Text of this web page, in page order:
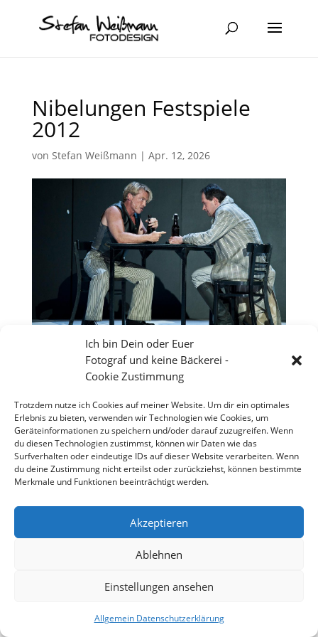
Ich bin Dein oder Euer
Fotograf und keine Bäckerei -
Cookie Zustimmung
Trotzdem nutze ich Cookies auf meiner Website. Um dir ein optimales
Erlebnis zu bieten, verwenden wir Technologien wie Cookies, um
Geräteinformationen zu speichern und/oder darauf zuzugreifen. Wenn
du diesen Technologien zustimmst, können wir Daten wie das
Surfverhalten oder eindeutige IDs auf dieser Website verarbeiten. Wenn
du deine Zustimmung nicht erteilst oder zurückziehst, können bestimmte
Merkmale und Funktionen beeinträchtigt werden.
Akzeptieren
Ablehnen
Einstellungen ansehen
Allgemein Datenschutzerklärung
Nibelungen Festspiele
2012
von Stefan Weißmann | Apr. 12, 2026
Großes Theater vor dem Wormser Kaiser Dom